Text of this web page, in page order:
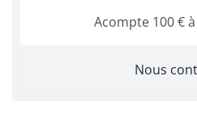
Acompte 100 €
Nous